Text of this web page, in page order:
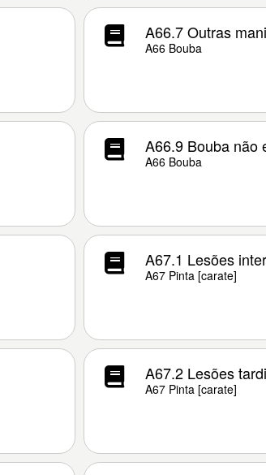
A66.7 Outras
A66 Bouba
A66.9 Bouba não
A66 Bouba
A67.1 Lesões
A67 Pinta [carate]
A67.2 Lesões
A67 Pinta [carate]